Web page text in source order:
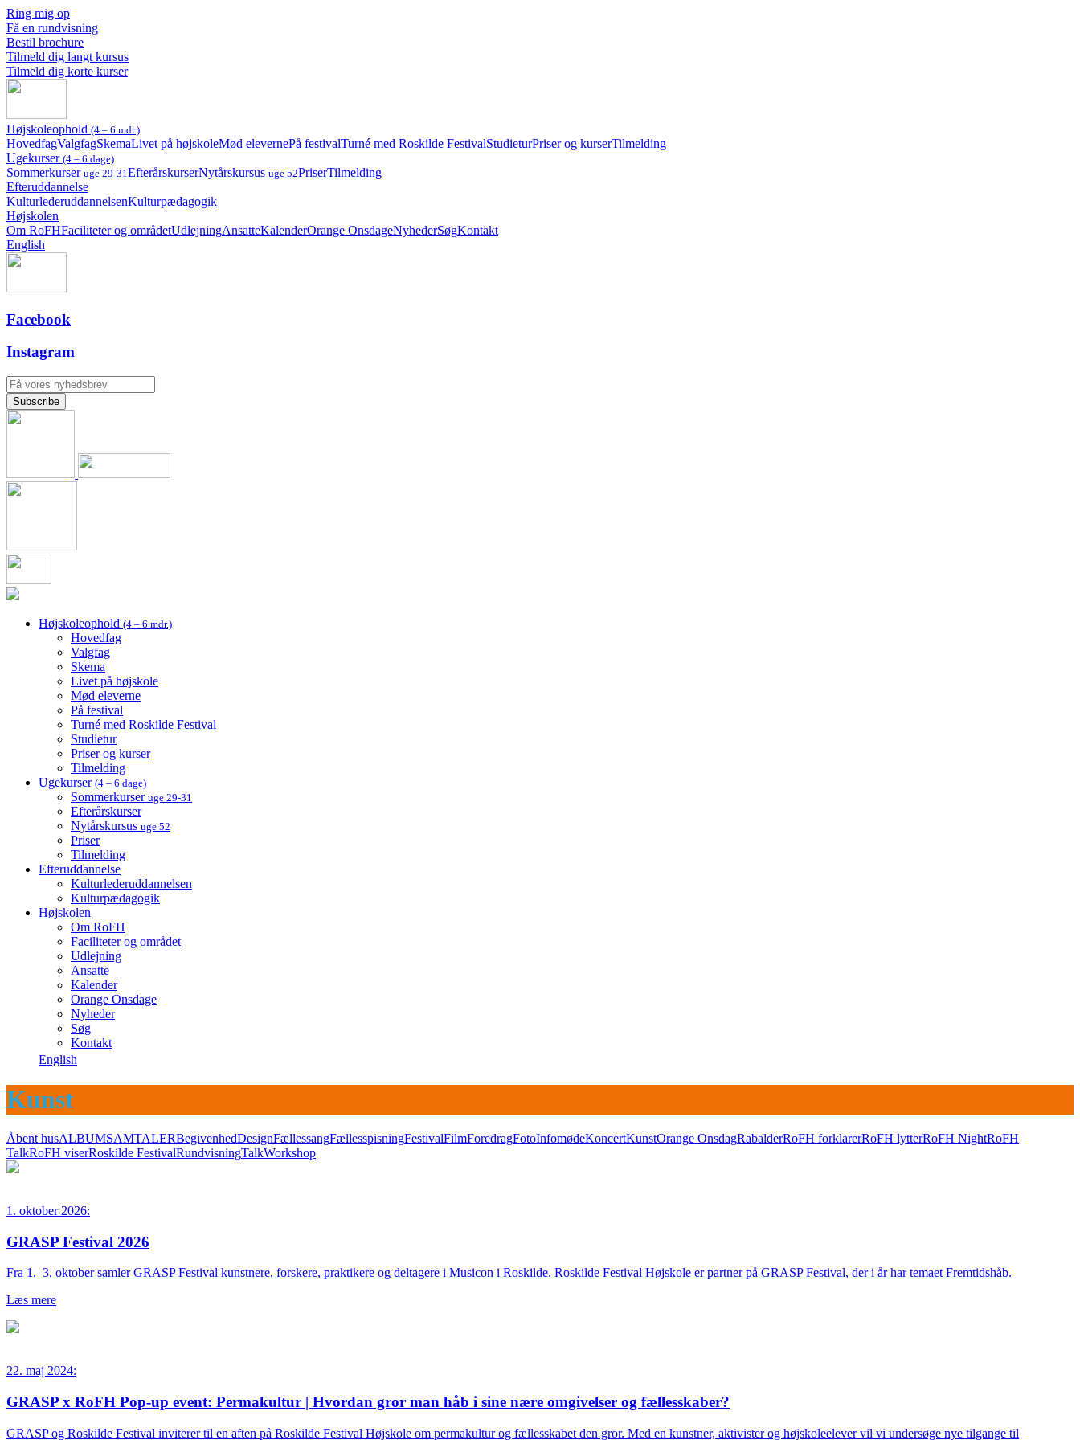
Ring mig op
Få en rundvisning
Bestil brochure
Tilmeld dig langt kursus
Tilmeld dig korte kurser
Højskoleophold (4 – 6 mdr.)
HovedfagValgfagSkemaLivet på højskoleMød elevernePå festivalTurné med Roskilde FestivalStudieturPriser og kurserTilmelding
Ugekurser (4 – 6 dage)
Sommerkurser uge 29-31EfterårskurserNytårskursus uge 52PriserTilmelding
Efteruddannelse
KulturlederuddannelsenKulturpædagogik
Højskolen
Om RoFHFaciliteter og områdetUdlejningAnsatteKalenderOrange OnsdageNyhederSøgKontakt
English
Facebook
Instagram
Højskoleophold (4 – 6 mdr.)
Hovedfag
Valgfag
Skema
Livet på højskole
Mød eleverne
På festival
Turné med Roskilde Festival
Studietur
Priser og kurser
Tilmelding
Ugekurser (4 – 6 dage)
Sommerkurser uge 29-31
Efterårskurser
Nytårskursus uge 52
Priser
Tilmelding
Efteruddannelse
Kulturlederuddannelsen
Kulturpædagogik
Højskolen
Om RoFH
Faciliteter og området
Udlejning
Ansatte
Kalender
Orange Onsdage
Nyheder
Søg
Kontakt
English
Kunst
Åbent husALBUMSAMTALERBegivenhedDesignFællessangFællesspisningFestivalFilmForedragFotoInfomødeKoncertKunstOrange OnsdagRabalderRoFH forklarerRoFH lytterRoFH NightRoFH
TalkRoFH viserRoskilde FestivalRundvisningTalkWorkshop
1. oktober 2026:
GRASP Festival 2026
Fra 1.–3. oktober samler GRASP Festival kunstnere, forskere, praktikere og deltagere i Musicon i Roskilde. Roskilde Festival Højskole er partner på GRASP Festival, der i år har temaet Fremtidshåb.
Læs mere
22. maj 2024:
GRASP x RoFH Pop-up event: Permakultur | Hvordan gror man håb i sine nære omgivelser og fællesskaber?
GRASP og Roskilde Festival inviterer til en aften på Roskilde Festival Højskole om permakultur og fællesskabet den gror. Med en kunstner, aktivister og højskoleelever vil vi undersøge nye tilgange til